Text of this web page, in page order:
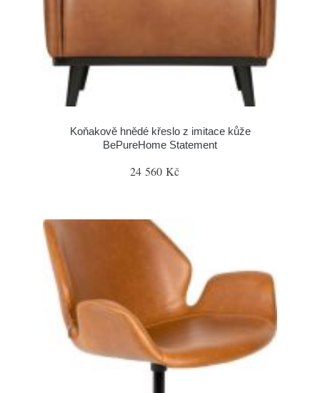
Koňakově hnědé křeslo z imitace kůže
BePureHome Statement
24 560 Kč